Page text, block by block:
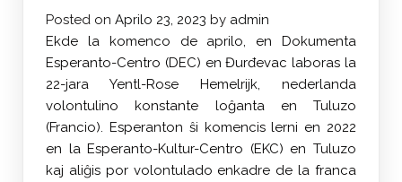
Posted on Aprilo 23, 2023 by admin
Ekde la komenco de aprilo, en Dokumenta
Esperanto-Centro (DEC) en Đurđevac laboras la
22-jara Yentl-Rose Hemelrijk, nederlanda
volontulino konstante loĝanta en Tuluzo
(Francio). Esperanton ŝi komencis lerni en 2022
en la Esperanto-Kultur-Centro (EKC) en Tuluzo
kaj aliĝis por volontulado enkadre de la franca